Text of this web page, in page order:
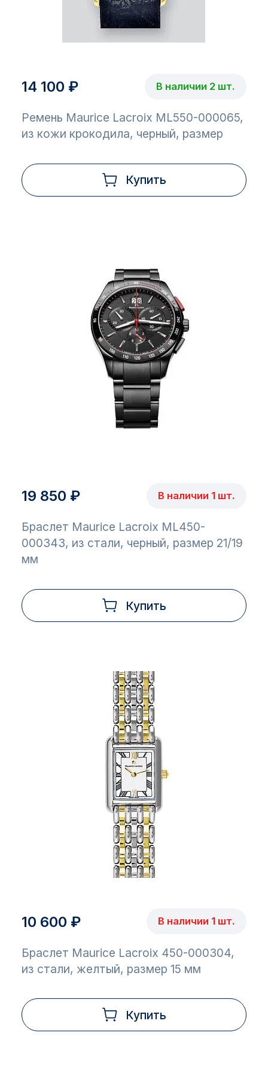
14 100 ₽ В наличии 2 шт.
Ремень Maurice Lacroix ML550-000065,
из кожи крокодила, черный, размер
Купить
19 850 ₽ В наличии 1 шт.
Браслет Maurice Lacroix ML450-
000343, из стали, черный, размер 21/19
мм
Купить
10 600 ₽ В наличии 1 шт.
Браслет Maurice Lacroix 450-000304,
из стали, желтый, размер 15 мм
Купить